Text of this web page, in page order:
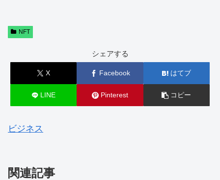
NFT
シェアする
X Facebook はてブ
LINE Pinterest コピー
ビジネス
関連記事